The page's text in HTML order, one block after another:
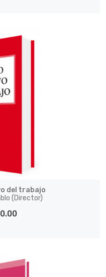
del trabajo
(Director)